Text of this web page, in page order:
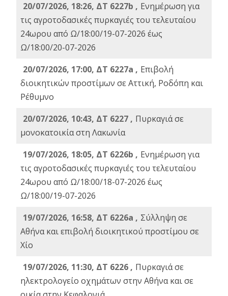
20/07/2026, 18:26, ΔΤ 6227b , Ενημέρωση για
τις αγροτοδασικές πυρκαγιές του τελευταίου
24ωρου από Ω/18:00/19-07-2026 έως
Ω/18:00/20-07-2026
20/07/2026, 17:00, ΔΤ 6227a , Επιβολή
διοικητικών προστίμων σε Αττική, Ροδόπη και
Ρέθυμνο
20/07/2026, 10:43, ΔΤ 6227 , Πυρκαγιά σε
μονοκατοικία στη Λακωνία
19/07/2026, 18:05, ΔΤ 6226b , Ενημέρωση για
τις αγροτοδασικές πυρκαγιές του τελευταίου
24ωρου από Ω/18:00/18-07-2026 έως
Ω/18:00/19-07-2026
19/07/2026, 16:58, ΔΤ 6226a , Σύλληψη σε
Αθήνα και επιβολή διοικητικού προστίμου σε
Χίο
19/07/2026, 11:30, ΔΤ 6226 , Πυρκαγιά σε
ηλεκτρολογείο οχημάτων στην Αθήνα και σε